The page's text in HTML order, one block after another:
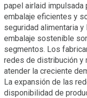
papel airlaid
embalaje eficientes y
seguridad alimentaria
embalaje sostenible
segmentos. Los
redes de distribución y
atender la creciente
La expansión de las
disponibilidad de